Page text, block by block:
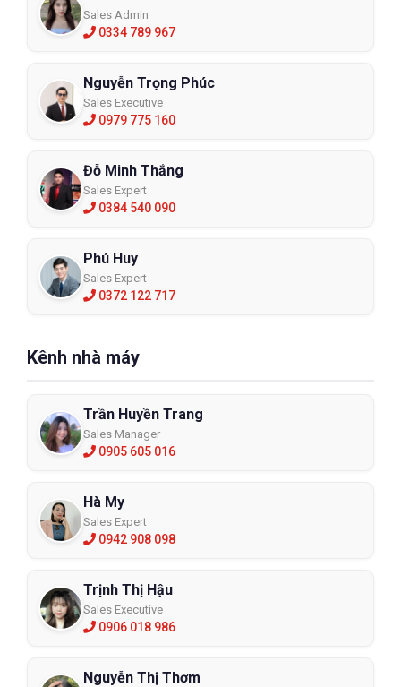
Sales Admin
0334 789 967
Nguyễn Trọng Phúc
Sales Executive
0979 775 160
Đỗ Minh Thắng
Sales Expert
0384 540 090
Phú Huy
Sales Expert
0372 122 717
Kênh nhà máy
Trần Huyền Trang
Sales Manager
0905 605 016
Hà My
Sales Expert
0942 908 098
Trịnh Thị Hậu
Sales Executive
0906 018 986
Nguyễn Thị Thơm